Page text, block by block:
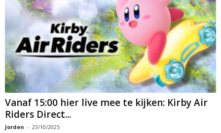
Vanaf 15:00 hier live mee te kijken: Kirby Air
Riders Direct...
Jorden - 23/10/2025